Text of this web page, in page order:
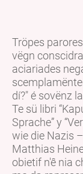
Tröpes
vëgn
aciariades
dí?" é sovënz
Te sü libri
Sprache” y
wie die Nazis
Matthias
obietif n'ê nia